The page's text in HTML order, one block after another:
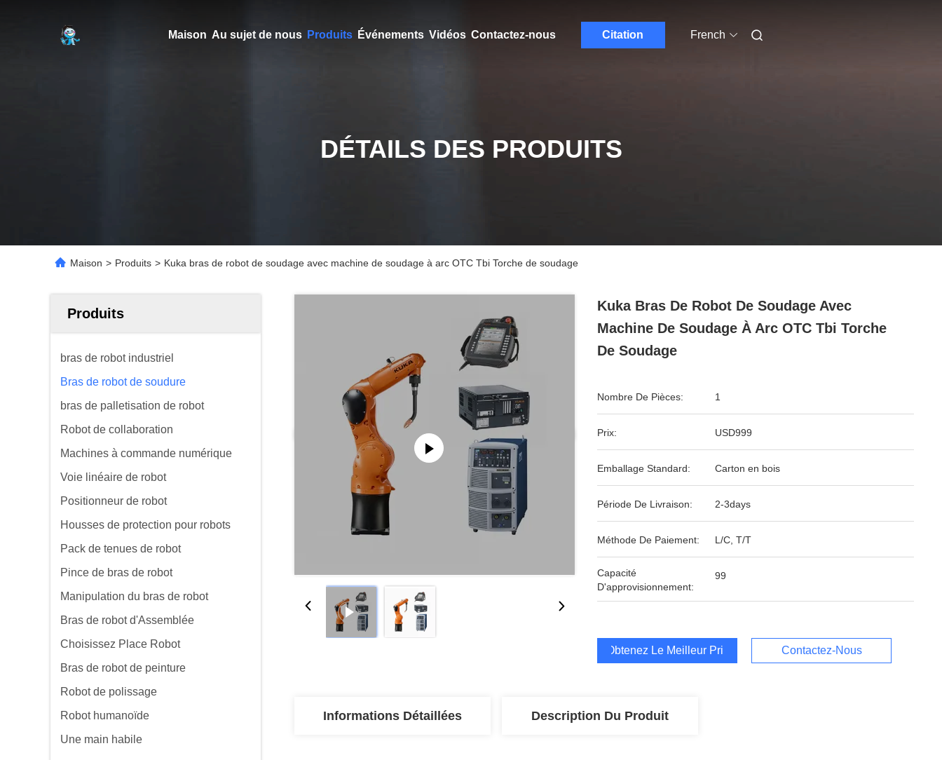
Maison Au sujet de nous Produits Événements Vidéos Contactez-nous Citation French
DÉTAILS DES PRODUITS
Maison > Produits > Kuka bras de robot de soudage avec machine de soudage à arc OTC Tbi Torche de soudage
Produits
bras de robot industriel
Bras de robot de soudure
bras de palletisation de robot
Robot de collaboration
Machines à commande numérique
Voie linéaire de robot
Positionneur de robot
Housses de protection pour robots
Pack de tenues de robot
Pince de bras de robot
Manipulation du bras de robot
Bras de robot d'Assemblée
Choisissez Place Robot
Bras de robot de peinture
Robot de polissage
Robot humanoïde
Une main habile
Kuka Bras De Robot De Soudage Avec
Machine De Soudage À Arc OTC Tbi Torche
De Soudage
Nombre De Pièces: 1
Prix: USD999
Emballage Standard: Carton en bois
Période De Livraison: 2-3days
Méthode De Paiement: L/C, T/T
Capacité
D'approvisionnement:
99
Obtenez Le Meilleur Prix Contactez-Nous
Informations Détaillées Description Du Produit